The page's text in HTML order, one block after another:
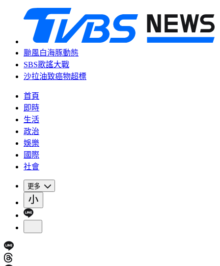
颱風白海豚動態
SBS歌謠大戰
沙拉油致癌物超標
首頁
即時
生活
政治
娛樂
國際
社會
更多